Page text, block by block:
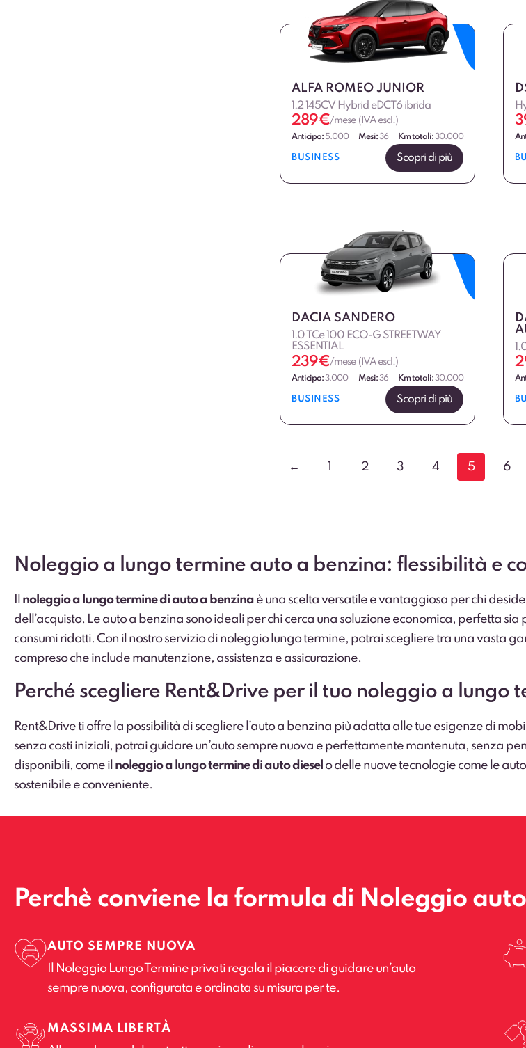
ALFA ROMEO JUNIOR
1.2 145CV Hybrid eDCT6 ibrida
289€/mese (IVA escl.)
Anticipo: 5.000 Mesi:36 Km totali:30.000
BUSINESS Scopri di più
DACIA SANDERO
1.0 TCe 100 ECO-G STREETWAY
ESSENTIAL
239€/mese (IVA escl.)
Anticipo:3.000 Mesi:36 Km totali:30.000
BUSINESS Scopri di più
← 1 2 3 4 5 6
Noleggio a lungo termine auto a benzina: flessibilità e
noleggio a lungo termine di auto a benzina è una scelta versatile e vantaggiosa per chi
dell’acquisto. Le auto a benzina sono ideali per chi cerca una soluzione economica, perfetta
consumi ridotti. Con il nostro servizio di noleggio lungo termine, potrai scegliere tra una vasta
compreso che include manutenzione, assistenza e assicurazione.
Perché scegliere Rent&Drive per il tuo noleggio a lungo
Rent&Drive ti offre la possibilità di scegliere l’auto a benzina più adatta alle tue esigenze di
senza costi iniziali, potrai guidare un’auto sempre nuova e perfettamente mantenuta, senza
disponibili, come il noleggio a lungo termine di auto diesel o delle nuove tecnologie come le auto
sostenibile e conveniente.
Perchè conviene la formula di Noleggio
AUTO SEMPRE NUOVA
Il Noleggio Lungo Termine privati regala il piacere di guidare un’auto
sempre nuova, configurata e ordinata su misura per te.
MASSIMA LIBERTÀ